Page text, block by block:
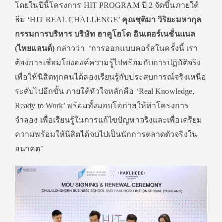
โดยในปีนี้โครงการ HIT PROGRAM ปี 2 จัดขึ้นภายใต้
ธีม ‘HIT REAL CHALLENGE’ คุณชุติมา วิริยะมหากุล
กรรมการบริหาร บริษัท ฮาคูโฮโด อินเตอร์เนชั่นแนล
(ไทยแลนด์) กล่าวว่า ‘การออกแบบคอร์สในครั้งนี้ เรา
ต้องการเชื่อมโยงองค์ความรู้ไปพร้อมกับการปฏิบัติจริง
เพื่อให้นิสิตทุกคนได้ลองเรียนรู้กับประสบการณ์จริงเหนือ
ระดับไปอีกขั้น ภายใต้หัวใจหลักคือ ‘Real Knowledge,
Ready to Work’ พร้อมทั้งมอบโอกาสให้ทำโครงการ
จำลอง เพื่อเรียนรู้ในการแก้ไขปัญหาจริงและเพื่อเตรียม
ความพร้อมให้นิสิตได้จบไปเป็นนักการตลาดตัวจริงใน
อนาคต’